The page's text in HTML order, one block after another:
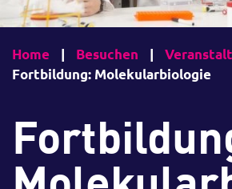
Home | Besuchen |
Fortbildung: Molekularbiologie